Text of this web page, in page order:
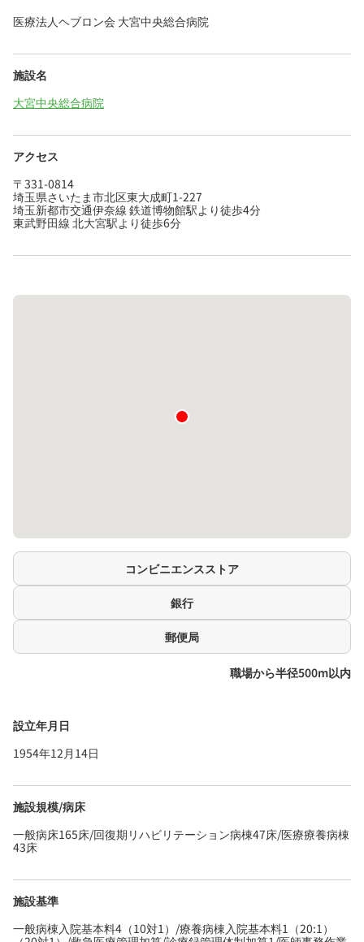
医療法人ヘブロン会 大宮中央総合病院
施設名
大宮中央総合病院
アクセス
〒331-0814
埼玉県さいたま市北区東大成町1-227
埼玉新都市交通伊奈線 鉄道博物館駅より徒歩4分
東武野田線 北大宮駅より徒歩6分
コンビニエンスストア
銀行
郵便局
職場から半径500m以内
設立年月日
1954年12月14日
施設規模/病床
一般病床165床/回復期リハビリテーション病棟47床/医療療養病棟
43床
施設基準
一般病棟入院基本料4（10対1）/療養病棟入院基本料1（20:1）